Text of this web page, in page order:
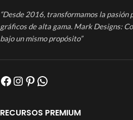
“Desde 2016, transformamos la pasión
gráficos de alta gama. Mark Designs:
bajo un mismo propósito”
RECURSOS PREMIUM